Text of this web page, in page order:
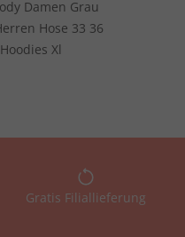
Damen Grau
Hose 33 36
Hoodies Xl
Gratis Filiallieferung